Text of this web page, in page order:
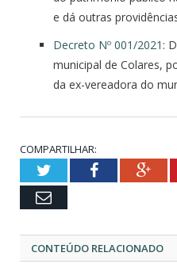
e dá outras
Decreto Nº 001/2021 :
municipal de Colares,
da ex-vereadora do
COMPARTILHAR:
TwitterFacebook
Email
CONTEÚDO RELACIONADO